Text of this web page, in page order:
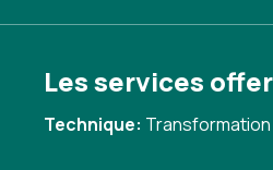
Les services
Technique: